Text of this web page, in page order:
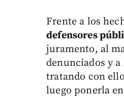
Frente a los
defensores
juramento, al
denunciados y
tratando con
luego ponerla